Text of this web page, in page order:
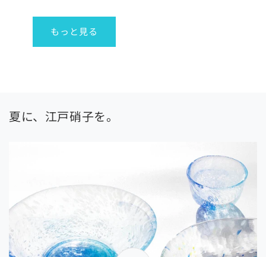
もっと見る
夏に、江戸硝子を。